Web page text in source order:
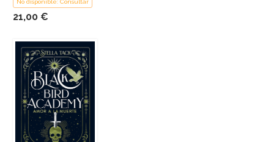
No disponible: Consultar
21,00 €